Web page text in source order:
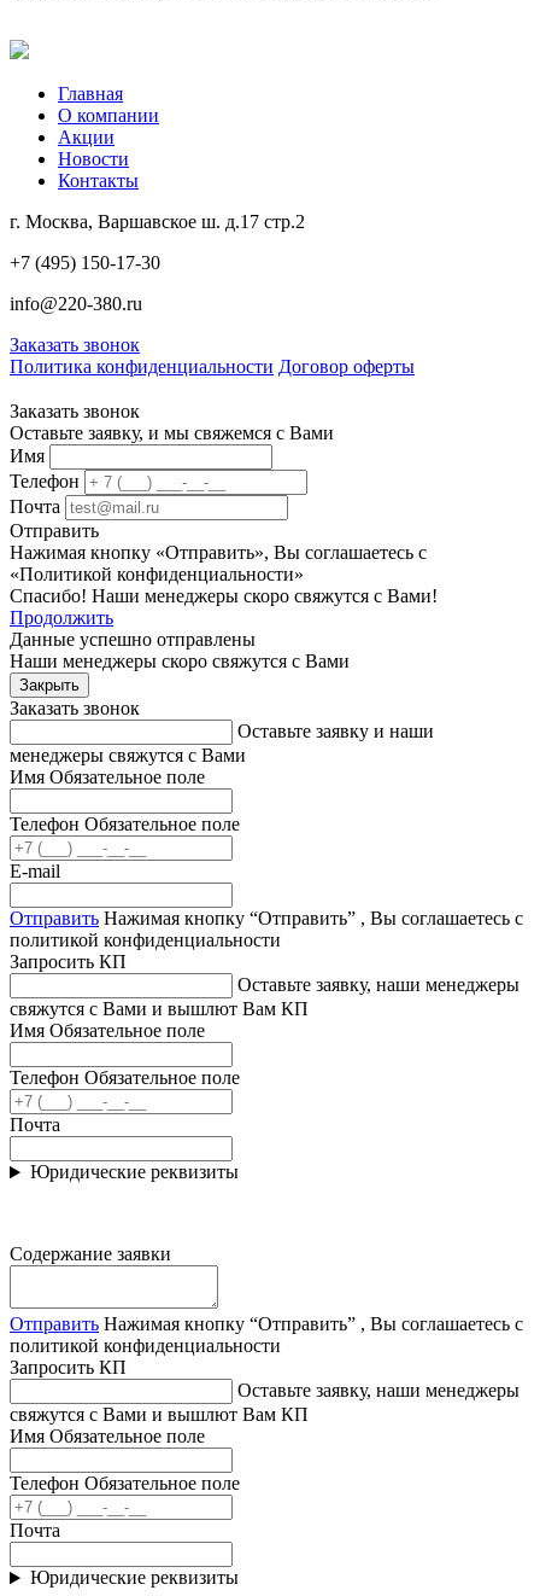
Главная
О компании
Акции
Новости
Контакты
г. Москва, Варшавское ш. д.17 стр.2
+7 (495) 150-17-30
info@220-380.ru
Заказать звонок
Политика конфиденциальности Договор оферты
Заказать звонок
Оставьте заявку, и мы свяжемся с Вами
Имя
Телефон
Почта
Отправить
Нажимая кнопку «Отправить», Вы соглашаетесь с
«Политикой конфиденциальности»
Спасибо! Наши менеджеры скоро свяжутся с Вами!
Продолжить
Данные успешно отправлены
Наши менеджеры скоро свяжутся с Вами
Закрыть
Заказать звонок
Оставьте заявку и наши
менеджеры свяжутся с Вами
Имя Обязательное поле
Телефон Обязательное поле
E-mail
Отправить Нажимая кнопку “Отправить” , Вы соглашаетесь с
политикой конфиденциальности
Запросить КП
Оставьте заявку, наши менеджеры
свяжутся с Вами и вышлют Вам КП
Имя Обязательное поле
Телефон Обязательное поле
Почта
Юридические реквизиты
Содержание заявки
Отправить Нажимая кнопку “Отправить” , Вы соглашаетесь с
политикой конфиденциальности
Запросить КП
Оставьте заявку, наши менеджеры
свяжутся с Вами и вышлют Вам КП
Имя Обязательное поле
Телефон Обязательное поле
Почта
Юридические реквизиты